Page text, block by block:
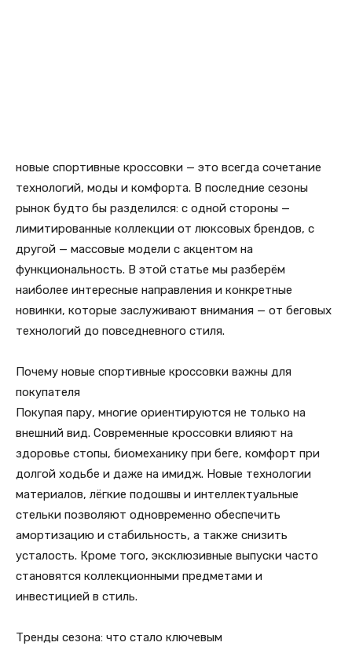
новые спортивные кроссовки — это всегда сочетание
технологий, моды и комфорта. В последние сезоны
рынок будто бы разделился: с одной стороны —
лимитированные коллекции от люксовых брендов, с
другой — массовые модели с акцентом на
функциональность. В этой статье мы разберём
наиболее интересные направления и конкретные
новинки, которые заслуживают внимания — от беговых
технологий до повседневного стиля.
Почему новые спортивные кроссовки важны для
покупателя
Покупая пару, многие ориентируются не только на
внешний вид. Современные кроссовки влияют на
здоровье стопы, биомеханику при беге, комфорт при
долгой ходьбе и даже на имидж. Новые технологии
материалов, лёгкие подошвы и интеллектуальные
стельки позволяют одновременно обеспечить
амортизацию и стабильность, а также снизить
усталость. Кроме того, эксклюзивные выпуски часто
становятся коллекционными предметами и
инвестицией в стиль.
Тренды сезона: что стало ключевым